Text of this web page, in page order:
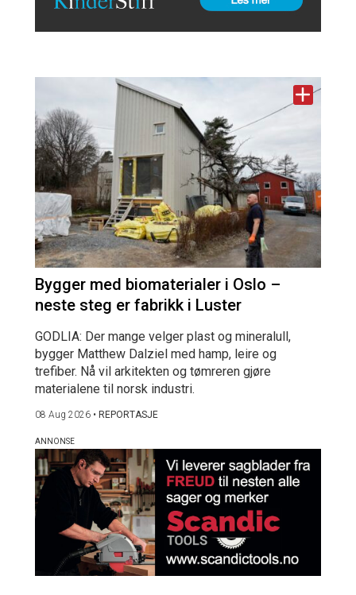
Bygger med biomaterialer i Oslo –
neste steg er fabrikk i Luster
GODLIA: Der mange velger plast og mineralull,
bygger Matthew Dalziel med hamp, leire og
trefiber. Nå vil arkitekten og tømreren gjøre
materialene til norsk industri.
08 Aug 2026 • REPORTASJE